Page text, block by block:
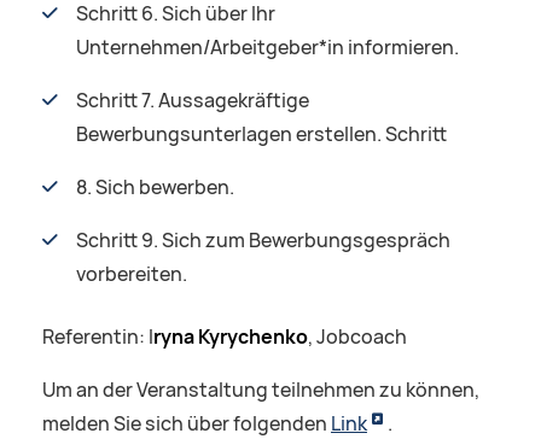
Schritt 6. Sich über Ihr
Unternehmen/Arbeitgeber*in informieren.
Schritt 7. Aussagekräftige
Bewerbungsunterlagen erstellen. Schritt
8. Sich bewerben.
Schritt 9. Sich zum Bewerbungsgespräch
vorbereiten.
Referentin: Iryna Kyrychenko, Jobcoach
Um an der Veranstaltung teilnehmen zu können,
melden Sie sich über folgenden Link
.